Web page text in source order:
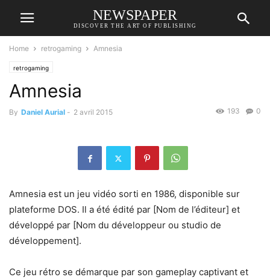
NEWSPAPER
DISCOVER THE ART OF PUBLISHING
Home retrogaming Amnesia
retrogaming
Amnesia
By Daniel Aurial - 2 avril 2015 0
193
Amnesia est un jeu vidéo sorti en 1986, disponible sur
plateforme DOS. Il a été édité par [Nom de l’éditeur] et
développé par [Nom du développeur ou studio de
développement].
Ce jeu rétro se démarque par son gameplay captivant et